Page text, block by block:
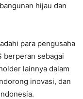
hijau dan
para pengusaha
berperan sebagai
lainnya dalam
inovasi, dan